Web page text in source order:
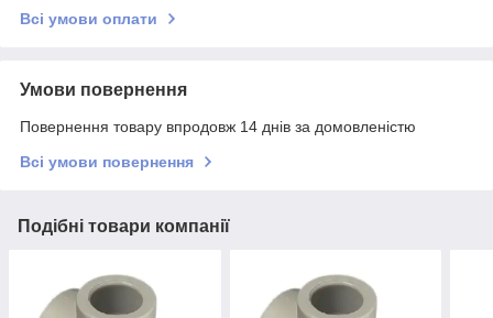
Всі умови оплати
Умови повернення
Повернення товару впродовж 14 днів за домовленістю
Всі умови повернення
Подібні товари компанії